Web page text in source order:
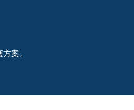
案。